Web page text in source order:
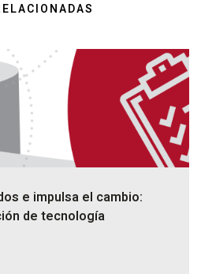
e impulsa el cambio:
de tecnología